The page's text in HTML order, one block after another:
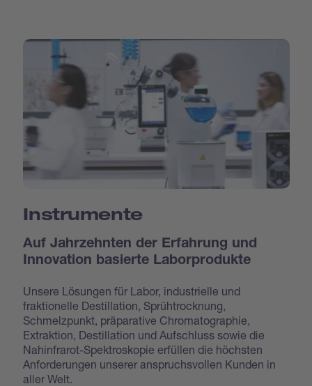
Instrumente
Auf Jahrzehnten der Erfahrung und
Innovation basierte Laborprodukte
Unsere Lösungen für Labor, industrielle und
fraktionelle Destillation, Sprühtrocknung,
Schmelzpunkt, präparative Chromatographie,
Extraktion, Destillation und Aufschluss sowie die
Nahinfrarot-Spektroskopie erfüllen die höchsten
Anforderungen unserer anspruchsvollen Kunden in
aller Welt.